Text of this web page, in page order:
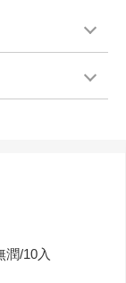
潤/10入